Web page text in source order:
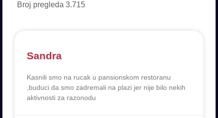
Broj pregleda 3.715
Sandra
Kasnili smo na rucak u pansionskom restoranu
,buduci da smo zadremali na plazi jer nije bilo nekih
aktivnosti za razonodu